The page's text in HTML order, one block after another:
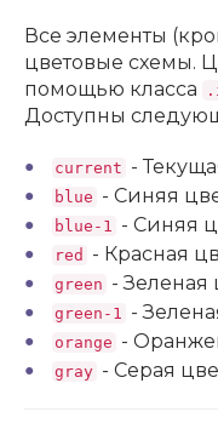
Все элементы
цветовые схемы.
помощью класса
Доступны
current -
blue - Синяя
blue-1 - Синяя
red - Красная
green - Зеленая
green-1 -
orange -
gray - Серая